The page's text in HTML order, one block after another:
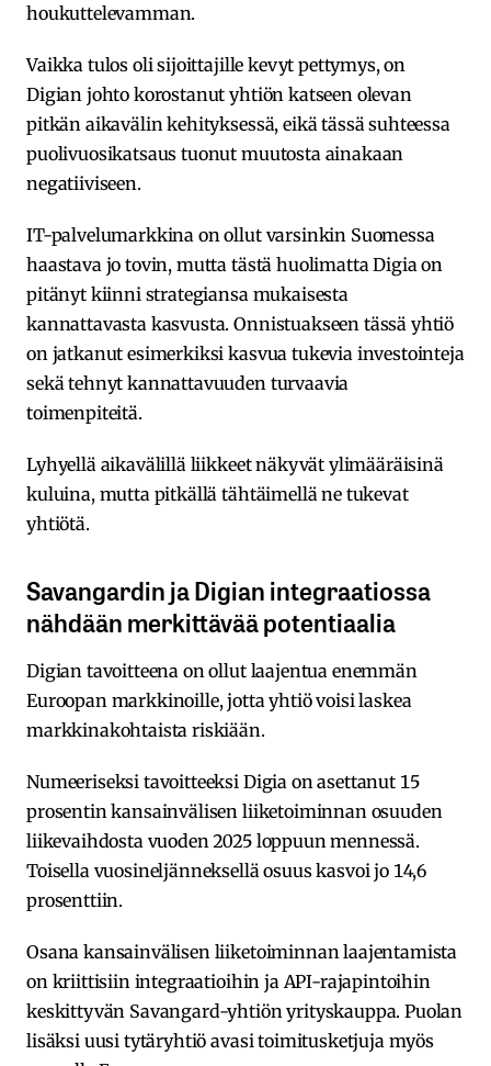
houkuttelevamman.
Vaikka tulos oli sijoittajille kevyt pettymys, on
Digian johto korostanut yhtiön katseen olevan
pitkän aikavälin kehityksessä, eikä tässä suhteessa
puolivuosikatsaus tuonut muutosta ainakaan
negatiiviseen.
IT-palvelumarkkina on ollut varsinkin Suomessa
haastava jo tovin, mutta tästä huolimatta Digia on
pitänyt kiinni strategiansa mukaisesta
kannattavasta kasvusta. Onnistuakseen tässä yhtiö
on jatkanut esimerkiksi kasvua tukevia investointeja
sekä tehnyt kannattavuuden turvaavia
toimenpiteitä.
Lyhyellä aikavälillä liikkeet näkyvät ylimääräisinä
kuluina, mutta pitkällä tähtäimellä ne tukevat
yhtiötä.
Savangardin ja Digian integraatiossa
nähdään merkittävää potentiaalia
Digian tavoitteena on ollut laajentua enemmän
Euroopan markkinoille, jotta yhtiö voisi laskea
markkinakohtaista riskiään.
Numeeriseksi tavoitteeksi Digia on asettanut 15
prosentin kansainvälisen liiketoiminnan osuuden
liikevaihdosta vuoden 2025 loppuun mennessä.
Toisella vuosineljänneksellä osuus kasvoi jo 14,6
prosenttiin.
Osana kansainvälisen liiketoiminnan laajentamista
on kriittisiin integraatioihin ja API-rajapintoihin
keskittyvän Savangard-yhtiön yrityskauppa. Puolan
lisäksi uusi tytäryhtiö avasi toimitusketjuja myös